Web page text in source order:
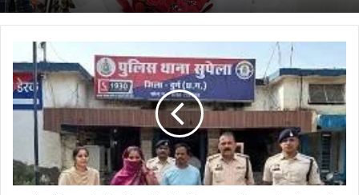
जिला
दुर्ग
की
बड़ी
कार्यवाही:
समुह
से